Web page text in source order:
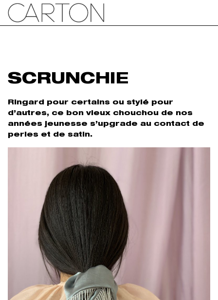
SCRUNCHIE
Ringard pour certains ou stylé pour
d’autres, ce bon vieux chouchou de nos
années jeunesse s’upgrade au contact de
perles et de satin.